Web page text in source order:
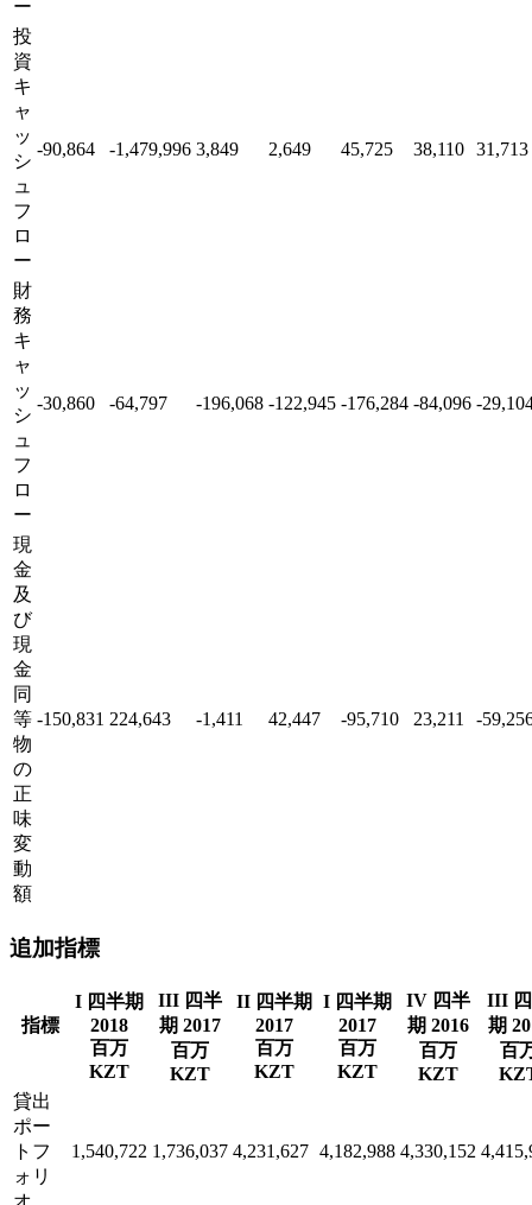
ー
投
資
キ
ャ
ッ
シ
ュ
フ
ロ
ー
-90,864 -1,479,996 3,849 2,649 45,725 38,110 31,713
財
務
キ
ャ
ッ
シ
ュ
フ
ロ
ー
-30,860 -64,797 -196,068 -122,945 -176,284 -84,096 -
現
金
及
び
現
金
同
等
物
の
正
味
変
動
額
-150,831 224,643 -1,411 42,447 -95,710 23,211 -
追加指標
指標
I 四半期
2018
百万
KZT
III 四半
期 2017
百万
KZT
II 四半期
2017
百万
KZT
I 四半期
2017
百万
KZT
IV 四半
期 2016
百万
KZT
III
期
百
貸出
ポー
トフ
ォリ
1,540,722 1,736,037 4,231,627 4,182,988 4,330,152